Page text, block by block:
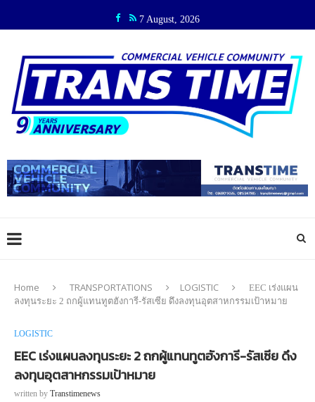
7 August, 2026
Home TRANSPORTATIONS LOGISTIC
EEC เร่งแผน
ลงทุนระยะ 2 ถกผู้แทนทูตฮังการี-รัสเซีย ดึงลงทุนอุตสาหกรรมเป้าหมาย
LOGISTIC
EEC เร่งแผนลงทุนระยะ 2 ถกผู้แทนทูตฮังการี-รัสเซีย ดึง
ลงทุนอุตสาหกรรมเป้าหมาย
written by Transtimenews